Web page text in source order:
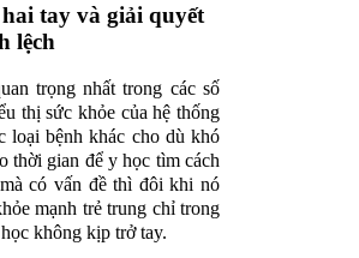
tay và giải quyết
lệch
trọng nhất trong các số
thị sức khỏe của hệ thống
loại bệnh khác cho dù khó
thời gian để y học tìm cách
có vấn đề thì đôi khi nó
mạnh trẻ trung chỉ trong
không kịp trở tay.